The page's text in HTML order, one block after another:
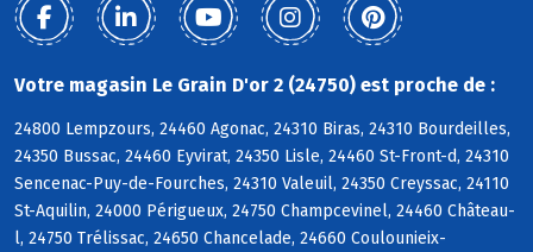
Votre magasin Le Grain D'or 2 (24750) est proche de :
24800 Lempzours, 24460 Agonac, 24310 Biras, 24310 Bourdeilles,
24350 Bussac, 24460 Eyvirat, 24350 Lisle, 24460 St-Front-d, 24310
Sencenac-Puy-de-Fourches, 24310 Valeuil, 24350 Creyssac, 24110
St-Aquilin, 24000 Périgueux, 24750 Champcevinel, 24460 Château-
l, 24750 Trélissac, 24650 Chancelade, 24660 Coulounieix-